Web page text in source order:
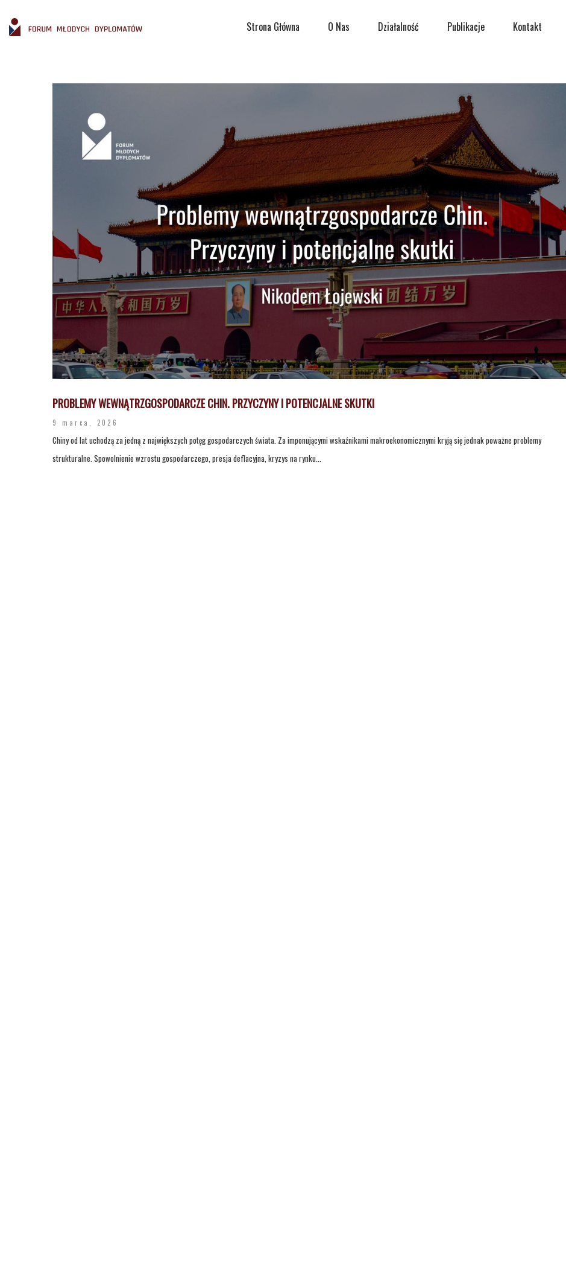
Strona Główna O Nas Działalność Publikacje Kontakt
PROBLEMY WEWNĄTRZGOSPODARCZE CHIN. PRZYCZYNY I POTENCJALNE SKUTKI
9 marca, 2026
Chiny od lat uchodzą za jedną z największych potęg gospodarczych świata. Za imponującymi wskaźnikami makroekonomicznymi kryją się jednak poważne problemy
strukturalne. Spowolnienie wzrostu gospodarczego, presja deflacyjna, kryzys na rynku...